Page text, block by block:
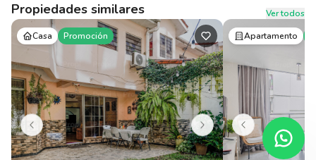
Propiedades similares
Ver todos
Casa
Promoción Apartamento